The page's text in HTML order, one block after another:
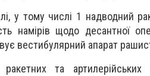
у тому числі 1 надводний
намірів щодо десантної
вестибулярний апарат
ракетних та